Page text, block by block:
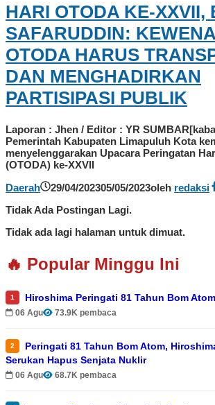
HARI OTODA KE-XXVII,
SAFARUDDIN:
OTODA HARUS
DAN MENGHADIRKAN
PARTISIPASI PUBLIK
Laporan : Jhen / Editor : YR
Pemerintah Kabupaten Limapuluh Kota
menyelenggarakan Upacara Peringatan
(OTODA) ke-XXVII
Daerah
29/04/202305/05/2023oleh redaksi
Tidak Ada Postingan Lagi.
Tidak ada lagi halaman untuk dimuat.
🔥 Popular Minggu Ini
1 Hiroshima Peringati 81 Tahun Bom Atom
06 Agu 73.9K pembaca
2
Peringati 81 Tahun Bom Atom,
Serukan Hapus Senjata Nuklir
06 Agu 68.7K pembaca